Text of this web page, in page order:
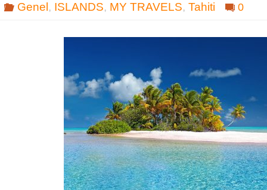
Genel , ISLANDS, MY TRAVELS, Tahiti 0